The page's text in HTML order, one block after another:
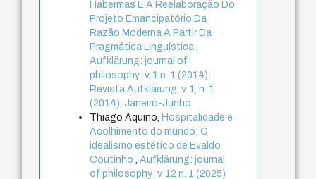
Habermas E A Reelaboração Do
Projeto Emancipatório Da
Razão Moderna A Partir Da
Pragmática Linguística,
Aufklärung: journal of
philosophy: v. 1 n. 1 (2014):
Revista Aufklärung. v. 1, n. 1
(2014), Janeiro-Junho
Thiago Aquino, Hospitalidade e
Acolhimento do mundo: O
idealismo estético de Evaldo
Coutinho,Aufklärung: journal
of philosophy: v. 12 n. 1 (2025)